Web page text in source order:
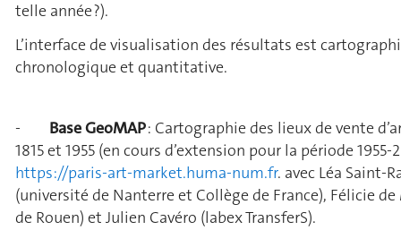
telle année ?).
L’interface de visualisation des résultats est
chronologique et quantitative.
- Base GeoMAP: Cartographie des lieux de vente
1815 et 1955 (en cours d’extension pour la période 1955-
https://paris-art-market.huma-num.fr. avec Léa Saint-
(université de Nanterre et Collège de France), Félicie
de Rouen) et Julien Cavéro (labex TransferS).